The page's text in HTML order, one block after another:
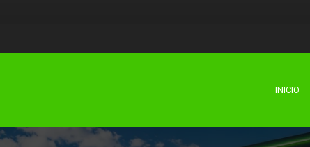
INICIO